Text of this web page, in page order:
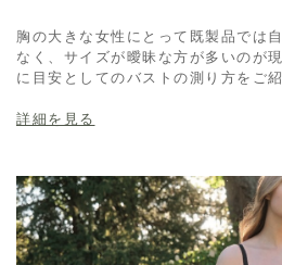
胸の大きな女性にとって既製品では
なく、サイズが曖昧な方が多いのが
に目安としてのバストの測り方をご
詳細を見る